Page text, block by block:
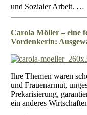
und Sozialer Arbeit. …
Carola Möller – eine
Vordenkerin:
Ihre Themen waren
und Frauenarmut,
Prekarisierung,
ein anderes